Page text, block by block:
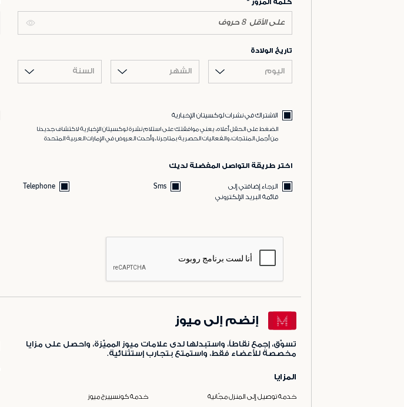
كلمة المرور
تاريخ الولادة
اليوم الشهر السنة
الاشتراك في نشرات لوكسيتان الإخبارية
الضغط على الحقل أعلاه، يعني موافقتك على استلام نشرة لوكسيتان الإخبارية لاكتشاف جديدنا
من أجمل المنتجات، والفعاليات الحصرية بمتاجرنا، وأحدث العروض في الإمارات العربية المتحدة
اختر طريقة التواصل المفضلة لديك
الرجاء إضافتي إلى
قائمة البريد الإلكتروني
Sms
Telephone
إنضم إلى ميوز
تسوّق، إجمع نقاطاً، واستبدلها لدى علامات ميوز المميّزة، واحصل على مزايا
مخصصة للأعضاء فقط، واستمتع بتجارب إستثنائية.
المزايا
خدمة توصيل إلى المنزل مجّانية خدمة كونسييرج ميوز